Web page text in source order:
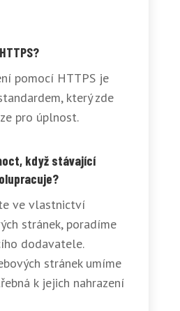
pomocí HTTPS je
který zde
pro úplnost.
když stávající
ve vlastnictví
stránek, poradíme
dodavatele.
stránek umíme
k jejich nahrazení